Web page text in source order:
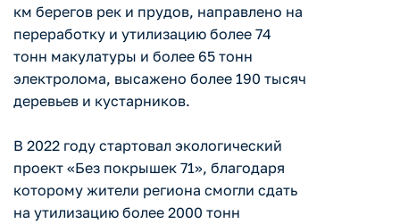
км берегов рек и прудов, направлено на
переработку и утилизацию более 74
тонн макулатуры и более 65 тонн
электролома, высажено более 190 тысяч
деревьев и кустарников.
В 2022 году стартовал экологический
проект «Без покрышек 71», благодаря
которому жители региона смогли сдать
на утилизацию более 2000 тонн